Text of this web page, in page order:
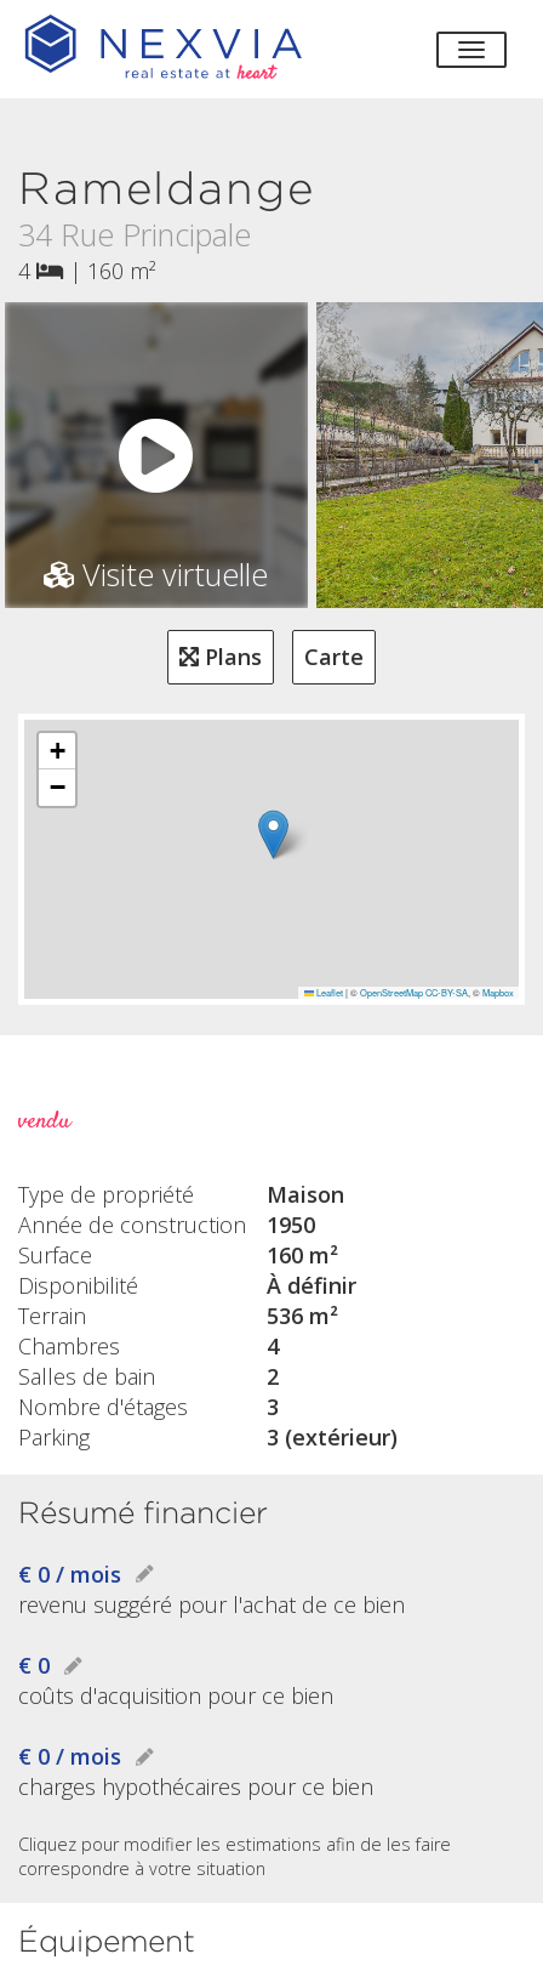
Rameldange
34 Rue Principale
4 | 160 m²
Visite virtuelle
Plans Carte
+
−
Leaflet |©OpenStreetMap CC-BY-SA, ©Mapbox
vendu
Type de propriété
Maison
Année de construction
1950
Surface
160 m²
Disponibilité
À définir
Terrain
536 m²
Chambres
4
Salles de bain
2
Nombre d'étages
3
Parking
3 (extérieur)
Résumé financier
€ 0 / mois
revenu suggéré pour l'achat de ce bien
€ 0
coûts d'acquisition pour ce bien
€ 0 / mois
charges hypothécaires pour ce bien
Cliquez pour modifier les estimations afin de les faire
correspondre à votre situation
Équipement